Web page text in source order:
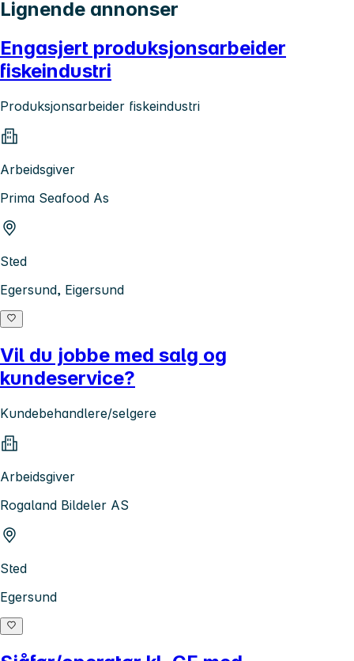
Lignende annonser
Engasjert produksjonsarbeider
fiskeindustri
Produksjonsarbeider fiskeindustri
Arbeidsgiver
Prima Seafood As
Sted
Egersund, Eigersund
Vil du jobbe med salg og
kundeservice?
Kundebehandlere/selgere
Arbeidsgiver
Rogaland Bildeler AS
Sted
Egersund